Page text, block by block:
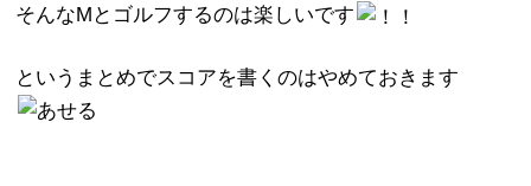
そんなMとゴルフするのは楽しいです
というまとめでスコアを書くのはやめておきます